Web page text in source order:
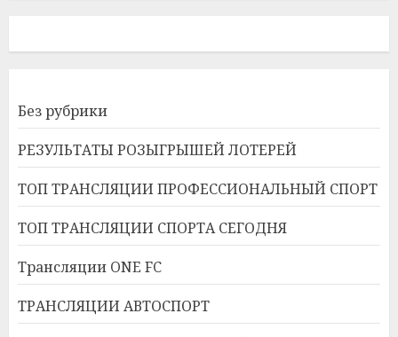
Без рубрики
РЕЗУЛЬТАТЫ РОЗЫГРЫШЕЙ ЛОТЕРЕЙ
ТОП ТРАНСЛЯЦИИ ПРОФЕССИОНАЛЬНЫЙ СПОРТ
ТОП ТРАНСЛЯЦИИ СПОРТА СЕГОДНЯ
Трансляции ONE FC
ТРАНСЛЯЦИИ АВТОСПОРТ